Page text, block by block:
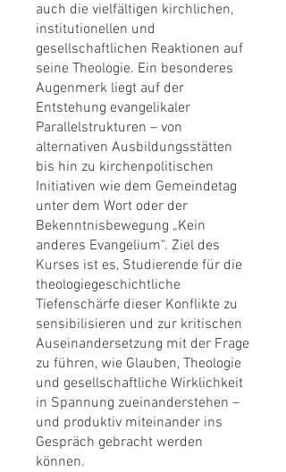
auch die vielfältigen kirchlichen,
institutionellen und
gesellschaftlichen Reaktionen auf
seine Theologie. Ein besonderes
Augenmerk liegt auf der
Entstehung evangelikaler
Parallelstrukturen – von
alternativen Ausbildungsstätten
bis hin zu kirchenpolitischen
Initiativen wie dem Gemeindetag
unter dem Wort oder der
Bekenntnisbewegung „Kein
anderes Evangelium“. Ziel des
Kurses ist es, Studierende für die
theologiegeschichtliche
Tiefenschärfe dieser Konflikte zu
sensibilisieren und zur kritischen
Auseinandersetzung mit der Frage
zu führen, wie Glauben, Theologie
und gesellschaftliche Wirklichkeit
in Spannung zueinanderstehen –
und produktiv miteinander ins
Gespräch gebracht werden
können.